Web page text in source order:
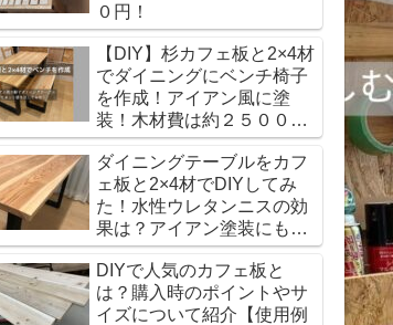
０円！
【DIY】杉カフェ板と2×4材
でダイニングにベンチ椅子
を作成！アイアン風に塗
装！木材費は約２５００
円！
ダイニングテーブルをカフ
ェ板と2×4材でDIYしてみ
た！水性ウレタンニスの効
果は？アイアン塗装にも挑
戦！
DIYで人気のカフェ板と
は？購入時のポイントやサ
イズについて紹介【使用例